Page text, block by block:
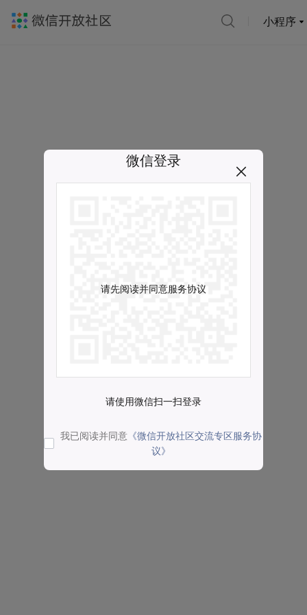
小程序
微信登录
请先阅读并同意服务协议
请使用微信扫一扫登录
我已阅读并同意 《微信开放社区交流专区服务协
议》